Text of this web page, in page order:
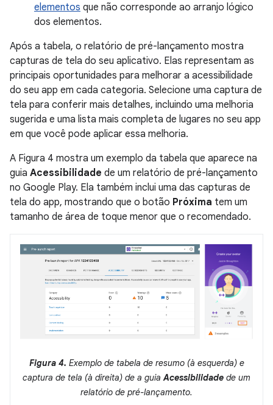
elementos que não corresponde ao arranjo lógico
dos elementos.
Após a tabela, o relatório de pré-lançamento mostra
capturas de tela do seu aplicativo. Elas representam as
principais oportunidades para melhorar a acessibilidade
do seu app em cada categoria. Selecione uma captura de
tela para conferir mais detalhes, incluindo uma melhoria
sugerida e uma lista mais completa de lugares no seu app
em que você pode aplicar essa melhoria.
A Figura 4 mostra um exemplo da tabela que aparece na
guia Acessibilidade de um relatório de pré-lançamento
no Google Play. Ela também inclui uma das capturas de
tela do app, mostrando que o botão Próxima tem um
tamanho de área de toque menor que o recomendado.
Figura 4. Exemplo de tabela de resumo (à esquerda) e
captura de tela (à direita) de a guiaAcessibilidade de um
relatório de pré-lançamento.